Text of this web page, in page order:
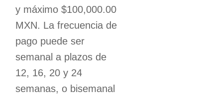
y máximo $100,000.00
MXN. La frecuencia de
pago puede ser
semanal a plazos de
12, 16, 20 y 24
semanas, o bisemanal